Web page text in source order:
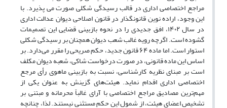
مراجع اختصاصی اداری در قالب رسیدگی شکلی صورت می پذیرد. با
این وجود، اراده نوین قانونگذار در قانون اصلاحی دیوان عدالت اداری
در سال ۱۴۰۲، افق جدیدی را در نحوه بازبینی قضایی این تصمیمات
گشوده است. اگرچه رویه غالب شعب دیوان همچنان بر رسیدگی شکلی
استوار است. اما ماده ۶۴ قانون جدید، حکم صریحی را مقرر می‌دارد. بر
اساس این ماده قانونی، در صورت درخواست شاکی، شعبه دیوان مکلف
است بر مبنای نظریه کارشناسی، نسبت به بازبینی ماهوی رأی مرجع
اختصاصی اداری اقدام نماید. هیئت‌های گزینش به عنوان یکی از
مهم‌ترین مصادیق مراجع اختصاصی با آرای غالباً محرمانه و مبتنی بر
تشخیص اعضای هیئت، از شمول این حکم مستثنی نیستند. لذا، چنانچه